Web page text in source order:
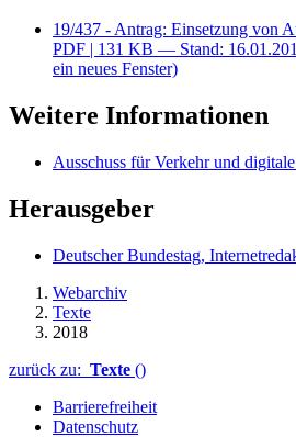
19/437 - Antrag: Einsetzung von
PDF | 131 KB — Stand:
ein neues Fenster)
Weitere Informationen
Ausschuss für Verkehr und
Herausgeber
Deutscher Bundestag,
Webarchiv
Texte
2018
zurück zu: Texte ()
Barrierefreiheit
Datenschutz